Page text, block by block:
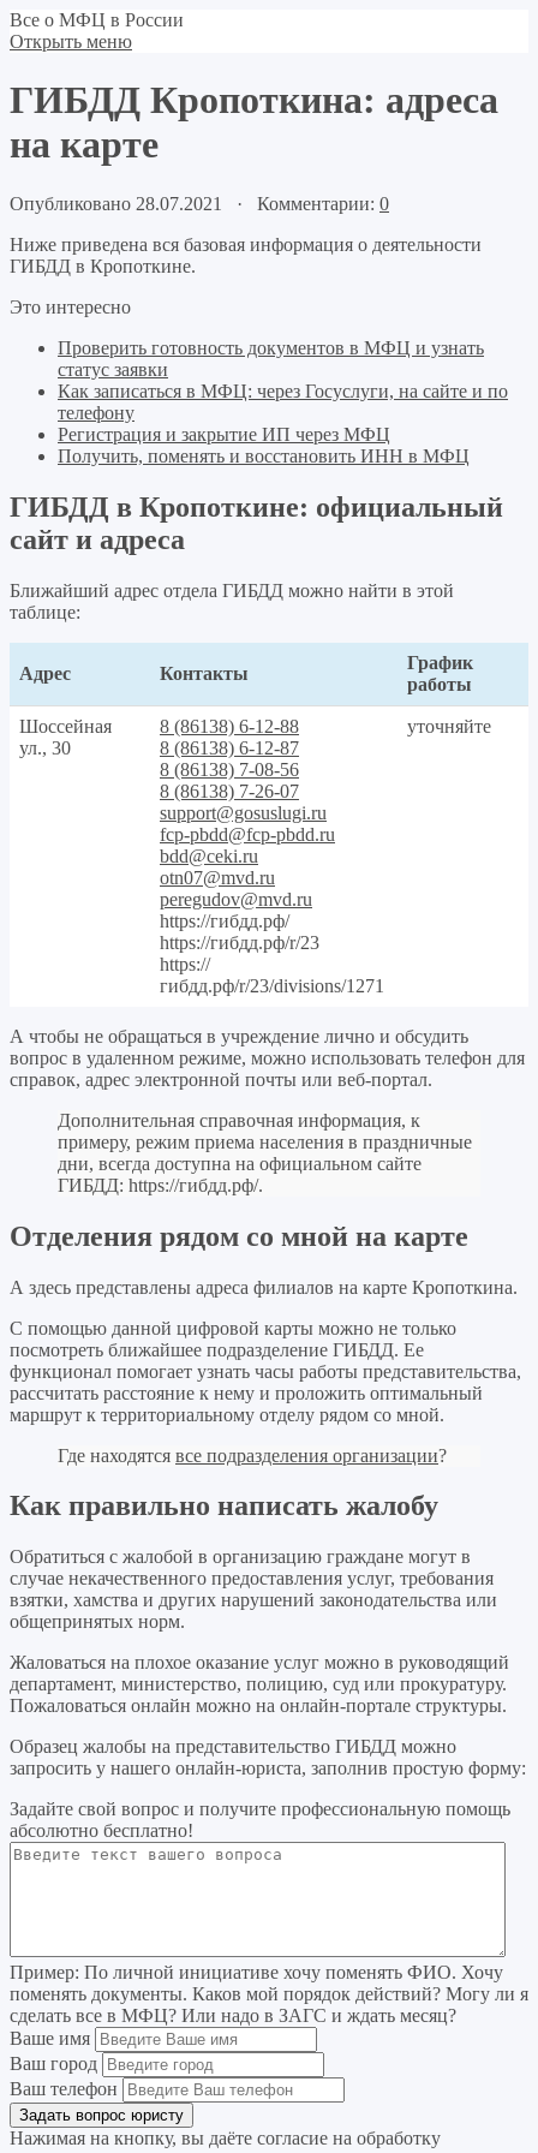
Все о МФЦ в России
Открыть меню
ГИБДД Кропоткина: адреса
на карте
Опубликовано 28.07.2021 · Комментарии: 0
Ниже приведена вся базовая информация о деятельности
ГИБДД в Кропоткине.
Это интересно
Проверить готовность документов в МФЦ и узнать
статус заявки
Как записаться в МФЦ: через Госуслуги, на сайте и по
телефону
Регистрация и закрытие ИП через МФЦ
Получить, поменять и восстановить ИНН в МФЦ
ГИБДД в Кропоткине: официальный
сайт и адреса
Ближайший адрес отдела ГИБДД можно найти в этой
таблице:
Адрес Контакты
График
работы
Шоссейная
ул., 30
8 (86138) 6-12-88
8 (86138) 6-12-87
8 (86138) 7-08-56
8 (86138) 7-26-07
support@gosuslugi.ru
fcp-pbdd@fcp-pbdd.ru
bdd@ceki.ru
otn07@mvd.ru
peregudov@mvd.ru
https://гибдд.рф/
https://гибдд.рф/r/23
https://
гибдд.рф/r/23/divisions/1271
уточняйте
А чтобы не обращаться в учреждение лично и обсудить
вопрос в удаленном режиме, можно использовать телефон для
справок, адрес электронной почты или веб-портал.
Дополнительная справочная информация, к
примеру, режим приема населения в праздничные
дни, всегда доступна на официальном сайте
ГИБДД: https://гибдд.рф/.
Отделения рядом со мной на карте
А здесь представлены адреса филиалов на карте Кропоткина.
С помощью данной цифровой карты можно не только
посмотреть ближайшее подразделение ГИБДД. Ее
функционал помогает узнать часы работы представительства,
рассчитать расстояние к нему и проложить оптимальный
маршрут к территориальному отделу рядом со мной.
Где находятся все подразделения организации?
Как правильно написать жалобу
Обратиться с жалобой в организацию граждане могут в
случае некачественного предоставления услуг, требования
взятки, хамства и других нарушений законодательства или
общепринятых норм.
Жаловаться на плохое оказание услуг можно в руководящий
департамент, министерство, полицию, суд или прокуратуру.
Пожаловаться онлайн можно на онлайн-портале структуры.
Образец жалобы на представительство ГИБДД можно
запросить у нашего онлайн-юриста, заполнив простую форму:
Задайте свой вопрос и получите профессиональную помощь
абсолютно бесплатно!
Пример: По личной инициативе хочу поменять ФИО. Хочу
поменять документы. Каков мой порядок действий? Могу ли я
сделать все в МФЦ? Или надо в ЗАГС и ждать месяц?
Ваше имя
Ваш город
Ваш телефон
Нажимая на кнопку, вы даёте согласие на обработку